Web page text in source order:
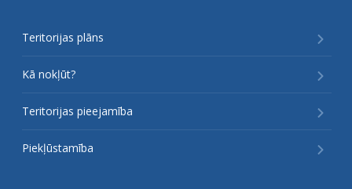
Teritorijas plāns
Kā nokļūt?
Teritorijas pieejamība
Piekļūstamība